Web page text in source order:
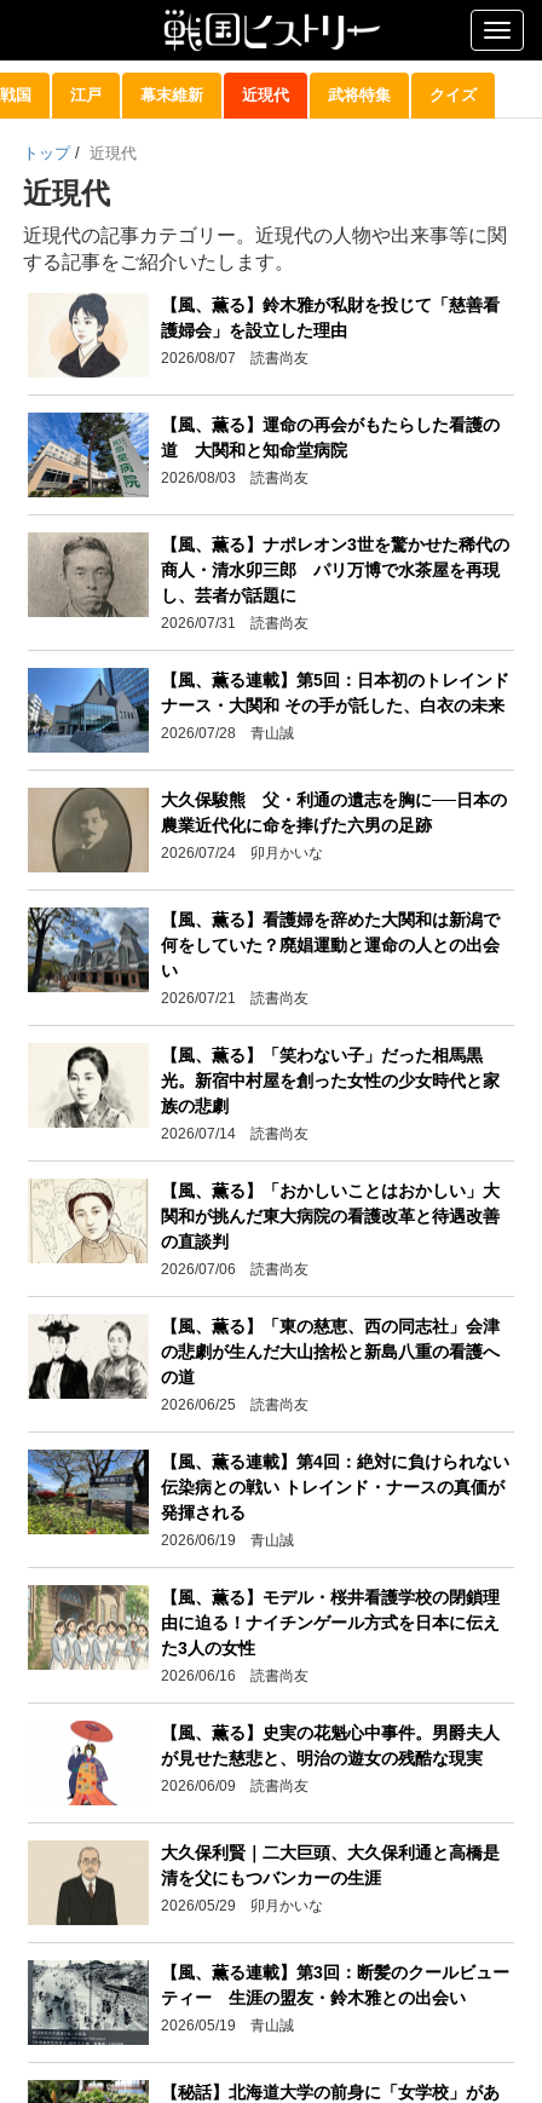
戦国 江戸 幕末維新 近現代 武将特集 クイズ
トップ / 近現代
近現代
近現代の記事カテゴリー。近現代の人物や出来事等に関
する記事をご紹介いたします。
【風、薫る】鈴木雅が私財を投じて「慈善看
護婦会」を設立した理由
2026/08/07 読書尚友
【風、薫る】運命の再会がもたらした看護の
道 大関和と知命堂病院
2026/08/03 読書尚友
【風、薫る】ナポレオン3世を驚かせた稀代の
商人・清水卯三郎 パリ万博で水茶屋を再現
し、芸者が話題に
2026/07/31 読書尚友
【風、薫る連載】第5回：日本初のトレインド
ナース・大関和 その手が託した、白衣の未来
2026/07/28 青山誠
大久保駿熊 父・利通の遺志を胸に──日本の
農業近代化に命を捧げた六男の足跡
2026/07/24 卯月かいな
【風、薫る】看護婦を辞めた大関和は新潟で
何をしていた？廃娼運動と運命の人との出会
い
2026/07/21 読書尚友
【風、薫る】「笑わない子」だった相馬黒
光。新宿中村屋を創った女性の少女時代と家
族の悲劇
2026/07/14 読書尚友
【風、薫る】「おかしいことはおかしい」大
関和が挑んだ東大病院の看護改革と待遇改善
の直談判
2026/07/06 読書尚友
【風、薫る】「東の慈恵、西の同志社」会津
の悲劇が生んだ大山捨松と新島八重の看護へ
の道
2026/06/25 読書尚友
【風、薫る連載】第4回：絶対に負けられない
伝染病との戦い トレインド・ナースの真価が
発揮される
2026/06/19 青山誠
【風、薫る】モデル・桜井看護学校の閉鎖理
由に迫る！ナイチンゲール方式を日本に伝え
た3人の女性
2026/06/16 読書尚友
【風、薫る】史実の花魁心中事件。男爵夫人
が見せた慈悲と、明治の遊女の残酷な現実
2026/06/09 読書尚友
大久保利賢｜二大巨頭、大久保利通と高橋是
清を父にもつバンカーの生涯
2026/05/29 卯月かいな
【風、薫る連載】第3回：断髪のクールビュー
ティー 生涯の盟友・鈴木雅との出会い
2026/05/19 青山誠
【秘話】北海道大学の前身に「女学校」があ